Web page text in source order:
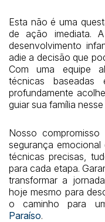
Esta não é uma
de ação imediata.
desenvolvimento
adie a decisão que
Com uma equipe
técnicas
profundamente
guiar sua família
Nosso
segurança
técnicas precisas,
para cada etapa.
transformar a
hoje mesmo para
o caminho para
Paraíso.